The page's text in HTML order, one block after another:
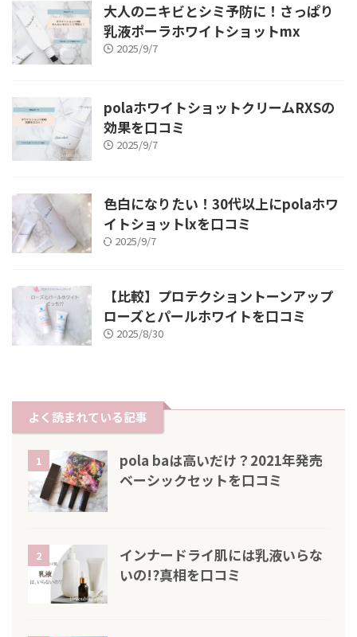
大人のニキビとシミ予防に！さっぱり
乳液ポーラホワイトショットmx
2025/9/7
polaホワイトショットクリームRXSの
効果を口コミ
2025/9/7
色白になりたい！30代以上にpolaホワ
イトショットlxを口コミ
2025/9/7
【比較】プロテクショントーンアップ
ローズとパールホワイトを口コミ
2025/8/30
よく読まれている記事
1
pola baは高いだけ？2021年発売
ベーシックセットを口コミ
2
インナードライ肌には乳液いらな
いの!?真相を口コミ